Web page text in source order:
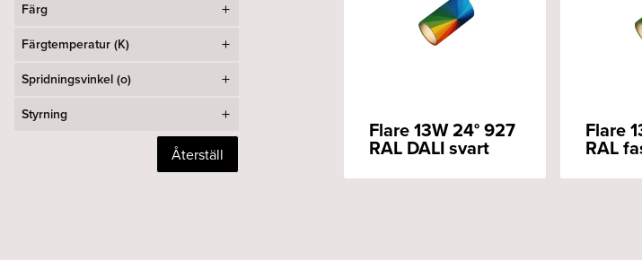
Färg
Färgtemperatur (K)
Spridningsvinkel (o)
Styrning
Återställ
Flare 13W 24° 927
RAL DALI svart
Flare
RAL